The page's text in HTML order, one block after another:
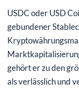
USDC oder USD
gebundener
gehört er zu den
als verlässlich und